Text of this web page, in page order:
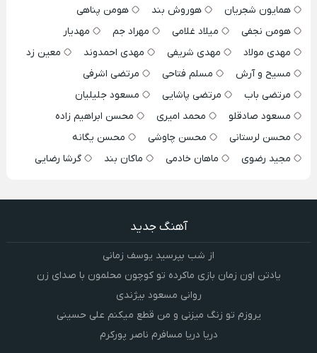
همایون شجریان
هوروش بند
هومن پناهی
هومن نجفی
میلاد غلامی مهراد جم
مهدیار
مهدی مولاد
مهدی شریفی مهدی احمدوند
معین زد
مسیح و آرش
مسلم فتاحی
مرتضی اشرفی
مرتضی باب
مرتضی پاشایی
مسعود جلیلیان
مسعود صادقلو
محمد امیری
محسن ابراهیم زاده
محسن لرستانی
محسن چاوشی
محسن یگانه
مجید رضوی
ماهان خادمی ماکان بند گرشا رضایی
آهنگ جدید
از شب بپرسید یوسف زمانی
یادتن اون زمان بازی ماکرده تو کوچون محلمون با صدای زن
روانی مسعود بیژندی
یروزم تو زنگ میزنی و من قطع میکنم علی حسینی
دریا دریا مسافرم ناصر پورکرم